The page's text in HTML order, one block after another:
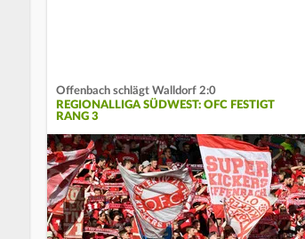
Offenbach schlägt Walldorf 2:0
REGIONALLIGA SÜDWEST: OFC FESTIGT
RANG 3